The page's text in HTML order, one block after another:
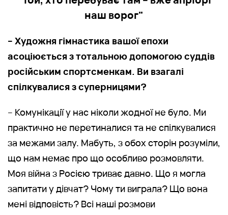
наш ворог"
– Художня гімнастика вашої епохи
асоціюється з тотальною допомогою суддів
російським спортсменкам. Ви взагалі
спілкувалися з суперницями?
– Комунікації у нас ніколи жодної не було. Ми
практично не перетиналися та не спілкувалися
за межами залу. Мабуть, з обох сторін розуміли,
що нам немає про що особливо розмовляти.
Моя війна з Росією триває давно. Що я могла
запитати у дівчат? Чому ти виграла? Що вона
мені відповість? Всі наші розмови